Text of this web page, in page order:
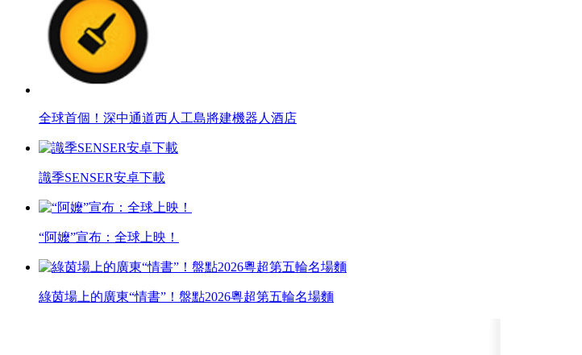
全球首個！深中通道西人工島將建機器人酒店
識季SENSER安卓下載
“阿嬤”宣布：全球上映！
綠茵場上的廣東“情書”！盤點2026粵超第五輪名場麵